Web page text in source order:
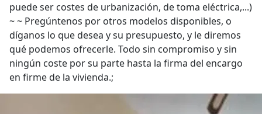
puede ser costes de urbanización, de toma eléctrica,...)
~ ~ Pregúntenos por otros modelos disponibles, o
díganos lo que desea y su presupuesto, y le diremos
qué podemos ofrecerle. Todo sin compromiso y sin
ningún coste por su parte hasta la firma del encargo
en firme de la vivienda.;